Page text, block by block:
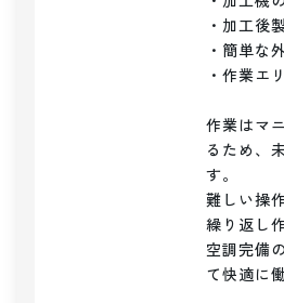
・加工後
・簡単な
・作業エ
作業はマ
るため、
す。
難しい操
繰り返し
空調完備
て快適に